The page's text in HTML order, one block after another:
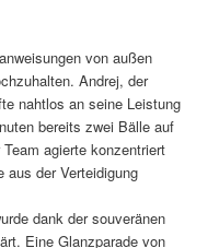
von außen
Andrej, der
nahtlos an seine Leistung
bereits zwei Bälle auf
agierte konzentriert
aus der Verteidigung
dank der souveränen
Eine Glanzparade von